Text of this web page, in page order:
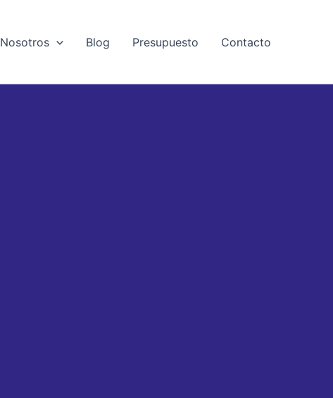
Nosotros Blog Presupuesto Contacto